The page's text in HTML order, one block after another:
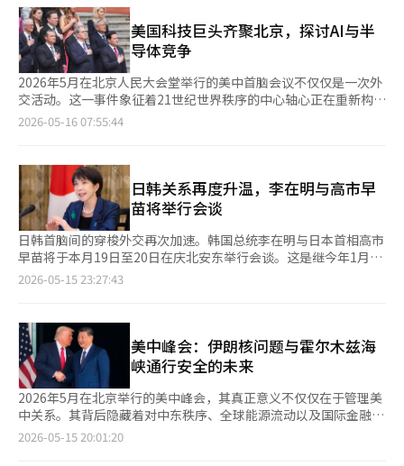
交界立即做出了反应。这意味着朝鲜问题再次成为美中战略博弈的
核心议题。 事实上，朝鲜问题在过去几十年中一直是东北亚国际
秩序中最危险的火药桶之一。对美国而言，这是核威胁的问题；对
中国而言，这是体制稳定与缓冲区的问题；对韩国而言，这是战争
与和平的生存问题；对日本而言，这是安全不安的问题；对俄罗斯
而言，这是与远东战略相关的地缘政治问题。 最近，王毅中国外
交部长的平壤访问象征性地展示了这一趋势。中国外交首脑时隔6
年7个月再次访问平壤，这本身就传递了巨大的政治信息。新冠疫
速与俄罗斯拉近关系，而中国则表现出一定的疏远。 尤其是乌克
兰战争后，朝鲜与俄罗斯的关系迅速紧密，达到了军事同盟的水
平。俄罗斯总统弗拉基米尔·普京与朝鲜国务委员会委员长金正恩
通过会晤加强了战略合作，西方情报机构分析称，朝鲜已向俄罗斯
提供炮弹和军需物资。相反，俄罗斯则向朝鲜提供军事技术、能源
和粮食支持，进一步巩固了两国关系。 在朝鲜看来，俄罗斯成为
了在国际制裁背景下为其提供喘息空间的战略盟友。俄罗斯在乌克
兰战争长期化的背景下也需要朝鲜这一军事供应链。双方的利益相
并不令人愉快。朝鲜属于中国的传统影响范围。中国不希望朝鲜半
岛发生剧变，也不希望朝鲜政权完全倾向于俄罗斯。因此，王毅的
访朝被分析为恢复朝中关系和重新确认影响力的举动。 有趣的
是，特朗普总统与金正恩委员长的关系。特朗普总统仍然反复强
调：“我与金正恩保持良好关系。”在新加坡会谈和板门店会晤期
间，两位领导人展现了令人惊讶的外交风格。然而，自河内会谈破
裂后，美朝关系实际上陷入了僵局。 金正恩委员长对美国的不信
任加深，而特朗普总统也不得不在美国内部政治和公众压力的背景
美国科技巨头齐聚北京，探讨AI与半
导体竞争
2026年5月在北京人民大会堂举行的美中首脑会议不仅仅是一次外
交活动。这一事件象征着21世纪世界秩序的中心轴心正在重新构
建，涵盖了军事、外交、人工智能、半导体、数据、平台、能源和
访华代表团。英伟达的詹森·黄、特斯拉的埃隆·马斯克、苹果的
蒂姆·库克，以及黑石、高盛、 Qualcomm、Meta、微芯科技、
Visa、万事达卡和波音等代表美国资本主义的巨头企业，实际上
以“技术霸权代表团”的形式汇聚在北京。 这与冷战时期的首脑
会议截然不同。过去美苏首脑会议的核心是核武器和军事同盟，而
如今美中首脑会议的核心则是人工智能、半导体、平台、数据、供
应链和高端制造业。世界霸权的关键已从“谁拥有更多航空母
舰”转变为“谁掌握更强大的人工智能生态系统和半导体供应
是对中国的警告，也是谈判的信号。美国目前掌握着全球人工智能
产业的核心软件和设计能力。OpenAI、英伟达、谷歌、Meta、微
软和苹果等公司在人工智能算法、云计算、半导体设计和平台领域
保持着全球最强的影响力。尤其是英伟达的GPU被称为人工智能时
代的“石油”。 因此，詹森·黄随行北京具有重要象征意义。作
为台湾裔美国人，詹森·黄正站在人工智能革命的核心。英伟达是
人工智能训练用半导体市场的绝对强者，象征着美国在人工智能领
域的优势。然而，英伟达若没有中国市场，长期增长也将面临挑
2026-05-16 07:55:44
日韩关系再度升温，李在明与高市早
苗将举行会谈
日韩首脑间的穿梭外交再次加速。韩国总统李在明与日本首相高市
早苗将于本月19日至20日在庆北安东举行会谈。这是继今年1月李
在明总统访问日本后，高市早苗首次访问韩国。两国领导人定期互
制冲突等迅速冷却了两国关系，政治界的强硬言辞也常常引发外交
冲突。 然而，当前世界正进入一个与过去截然不同的局面。乌克
兰战争持续升级，中东地区伊朗与以色列的冲突可能性也在上升，
紧张局势加剧。美中贸易战已扩展至关税和供应链战争，美国的保
护主义加强正在动摇全球经济秩序。国际油价和原材料价格的波动
性也在加大。全球经济和安全秩序同时动荡的时代已然到来。 在
这种情况下，韩国和日本是彼此难以忽视的邻国。两国的出口依赖
度都很高，能源和原材料的相当一部分依赖海外供应。在以高端制
2026-05-15 23:27:43
美中峰会：伊朗核问题与霍尔木兹海
峡通行安全的未来
2026年5月在北京举行的美中峰会，其真正意义不仅仅在于管理美
中关系。其背后隐藏着对中东秩序、全球能源流动以及国际金融市
场不安的深刻考量。 此次会议中，全球外交界关注的焦点是伊朗
2026-05-15 20:01:20